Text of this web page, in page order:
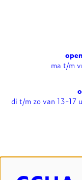
ma t/m
di t/m zo van 13-17